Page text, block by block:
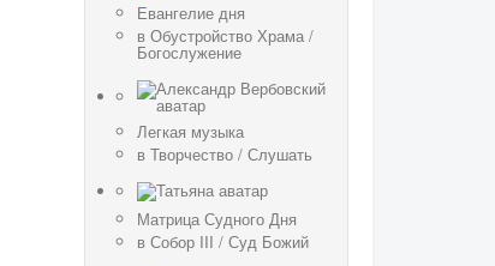
Евангелие дня
в Обустройство Храма /
Богослужение
Легкая музыка
в Творчество / Слушать
Матрица Судного Дня
в Собор III / Суд Божий